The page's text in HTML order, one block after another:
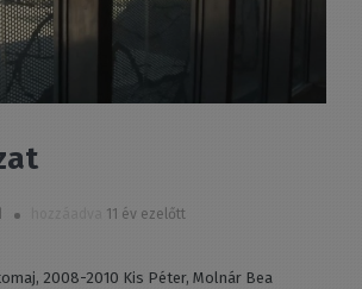
11 év ezelőtt
2008-2010 Kis Péter, Molnár Bea